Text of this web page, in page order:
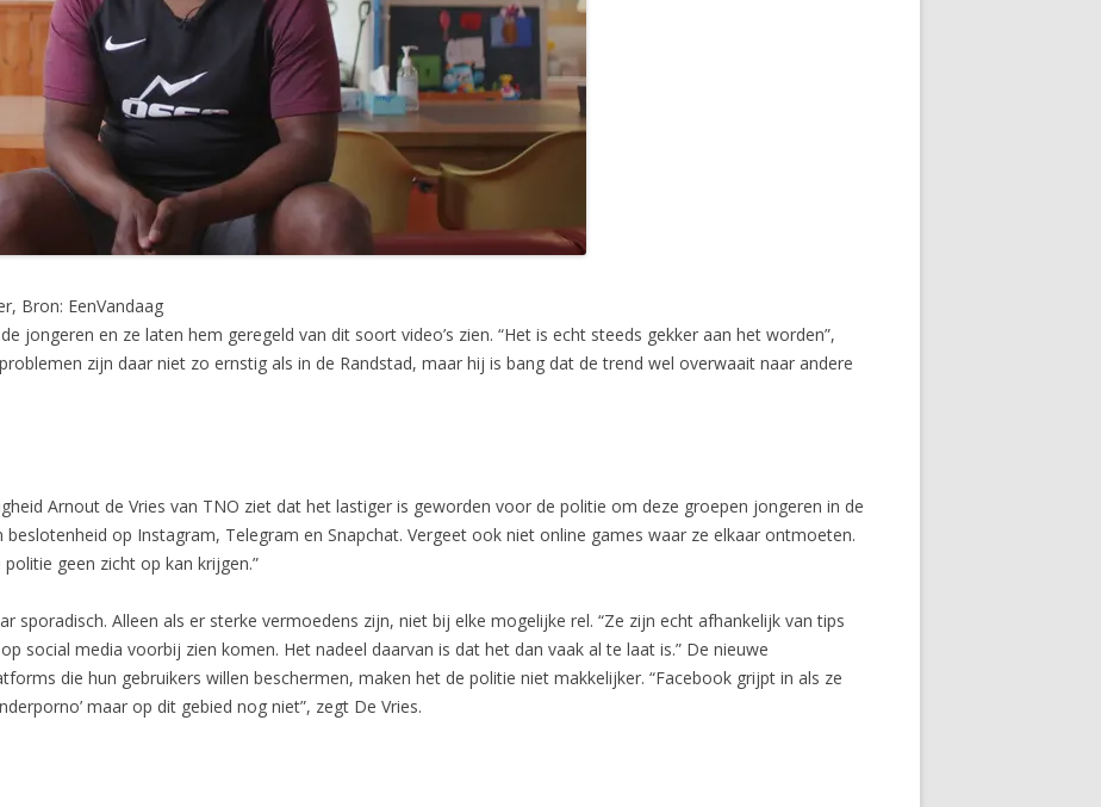
Bron: EenVandaag
jongeren en ze laten hem geregeld van dit soort video’s zien. “Het is echt steeds gekker aan het worden”,
zijn daar niet zo ernstig als in de Randstad, maar hij is bang dat de trend wel overwaait naar andere
Arnout de Vries van TNO ziet dat het lastiger is geworden voor de politie om deze groepen jongeren in de
beslotenheid op Instagram, Telegram en Snapchat. Vergeet ook niet online games waar ze elkaar ontmoeten.
geen zicht op kan krijgen.”
sporadisch. Alleen als er sterke vermoedens zijn, niet bij elke mogelijke rel. “Ze zijn echt afhankelijk van tips
social media voorbij zien komen. Het nadeel daarvan is dat het dan vaak al te laat is.” De nieuwe
die hun gebruikers willen beschermen, maken het de politie niet makkelijker. “Facebook grijpt in als ze
maar op dit gebied nog niet”, zegt De Vries.